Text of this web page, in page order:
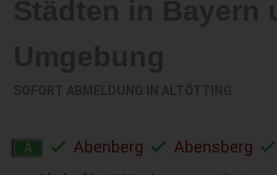
A Abenberg Abensberg